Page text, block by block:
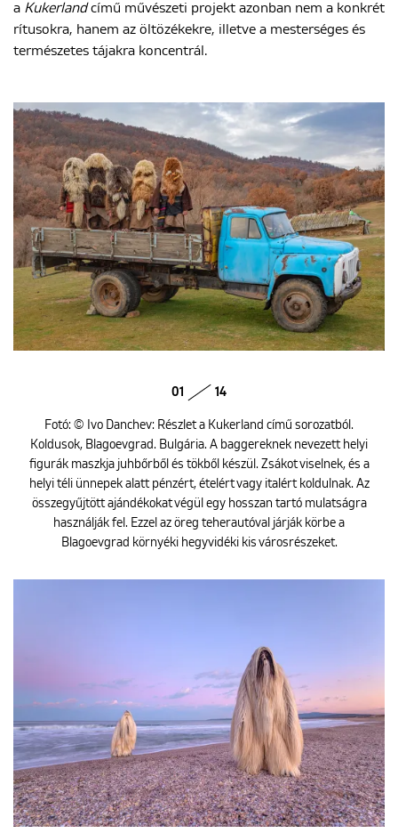
a Kukerlandcímű művészeti projekt azonban nem a konkrét
rítusokra, hanem az öltözékekre, illetve a mesterséges és
természetes tájakra koncentrál.
01 14
Fotó: © Ivo Danchev: Részlet a Kukerland című sorozatból.
Koldusok, Blagoevgrad. Bulgária. A baggereknek nevezett helyi
figurák maszkja juhbőrből és tökből készül. Zsákot viselnek, és a
helyi téli ünnepek alatt pénzért, ételért vagy italért koldulnak. Az
összegyűjtött ajándékokat végül egy hosszan tartó mulatságra
használják fel. Ezzel az öreg teherautóval járják körbe a
Blagoevgrad környéki hegyvidéki kis városrészeket.